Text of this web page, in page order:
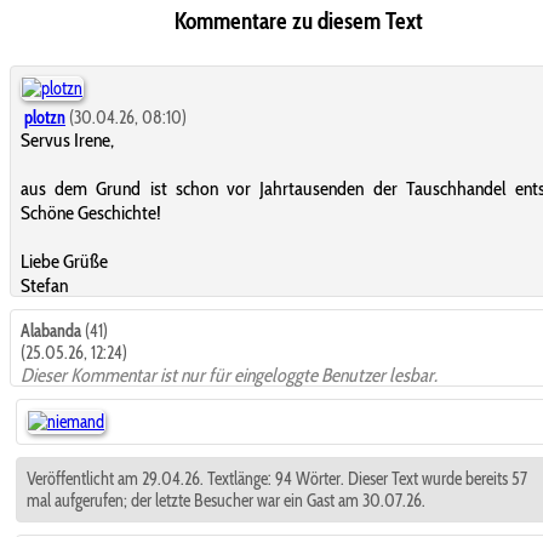
Kommentare zu diesem Text
plotzn (30.04.26, 08:10)
Servus Irene,
aus dem Grund ist schon vor Jahrtausenden der Tauschhandel
Schöne Geschichte!
Liebe Grüße
Stefan
Alabanda (41)
(25.05.26, 12:24)
Dieser Kommentar ist nur für eingeloggte Benutzer lesbar.
Veröffentlicht am 29.04.26. Textlänge: 94 Wörter. Dieser Text wurde bereits 57
mal aufgerufen; der letzte Besucher war ein Gast am 30.07.26.